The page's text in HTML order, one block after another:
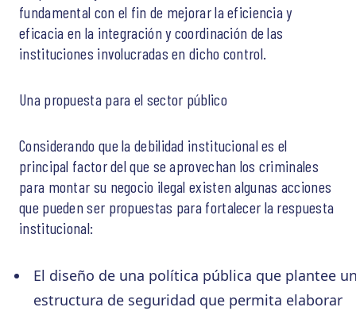
fundamental con el fin de mejorar la eficiencia y
eficacia en la integración y coordinación de las
instituciones involucradas en dicho control.
Una propuesta para el sector público
Considerando que la debilidad institucional es el
principal factor del que se aprovechan los criminales
para montar su negocio ilegal existen algunas acciones
que pueden ser propuestas para fortalecer la respuesta
institucional:
El diseño de una política pública que plantee
estructura de seguridad que permita elaborar